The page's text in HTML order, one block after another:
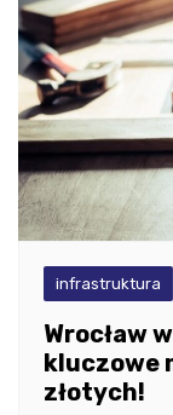
infrastruktura
Wrocław
kluczowe
złotych!